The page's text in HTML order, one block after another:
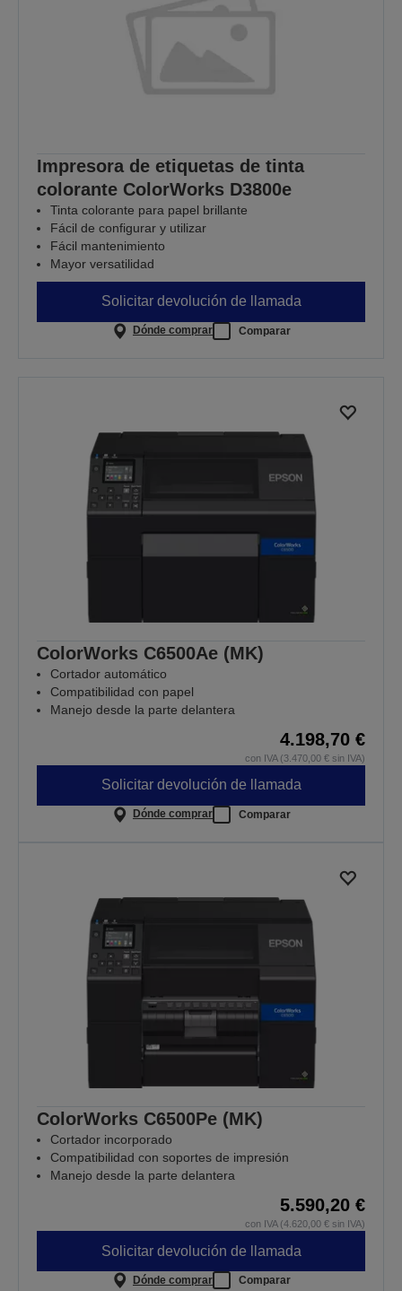
Impresora de etiquetas de tinta
colorante ColorWorks D3800e
Tinta colorante para papel brillante
Fácil de configurar y utilizar
Fácil mantenimiento
Mayor versatilidad
Solicitar devolución de llamada
Dónde comprar Comparar
ColorWorks C6500Ae (MK)
Cortador automático
Compatibilidad con papel
Manejo desde la parte delantera
4.198,70 €
con IVA (3.470,00 € sin IVA)
Solicitar devolución de llamada
Dónde comprar Comparar
ColorWorks C6500Pe (MK)
Cortador incorporado
Compatibilidad con soportes de impresión
Manejo desde la parte delantera
5.590,20 €
con IVA (4.620,00 € sin IVA)
Solicitar devolución de llamada
Dónde comprar Comparar